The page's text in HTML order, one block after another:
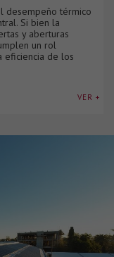
desempeño térmico
Si bien la
y aberturas
un rol
eficiencia de los
VER +